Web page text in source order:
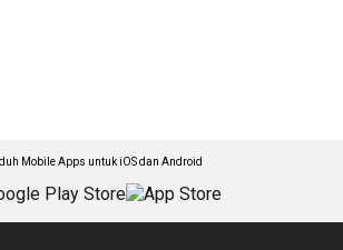
Mobile Apps untuk iOS dan Android